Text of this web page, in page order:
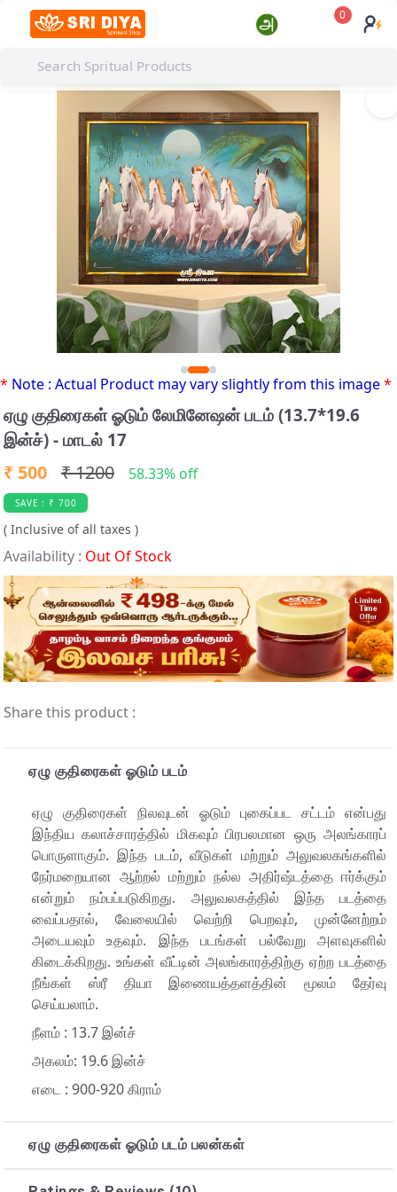
0
I
t
e
m
3
o
f
3
* Note : Actual Product may vary slightly from this image*
ஏழு குதிரைகள் ஓடும் லேமினேஷன் படம் (13.7*19.6
இன்ச்) - மாடல் 17
₹ 500 ₹ 1200 58.33% off
SAVE : ₹ 700
( Inclusive of all taxes )
Availability : Out Of Stock
Share this product :
ஏழு குதிரைகள் ஓடும் படம்
ஏழு குதிரைகள் நிலவுடன் ஓடும் புகைப்பட சட்டம் என்பது
இந்திய கலாச்சாரத்தில் மிகவும் பிரபலமான ஒரு அலங்காரப்
பொருளாகும். இந்த படம், வீடுகள் மற்றும் அலுவலகங்களில்
நேர்மறையான ஆற்றல் மற்றும் நல்ல அதிர்ஷ்டத்தை ஈர்க்கும்
என்றும் நம்பப்படுகிறது. அலுவலகத்தில் இந்த படத்தை
வைப்பதால், வேலையில் வெற்றி பெறவும், முன்னேற்றம்
அடையவும் உதவும். இந்த படங்கள் பல்வேறு அளவுகளில்
கிடைக்கிறது. உங்கள் வீட்டின் அலங்காரத்திற்கு ஏற்ற படத்தை
நீங்கள் ஸ்ரீ தியா இணையத்தளத்தின் மூலம் தேர்வு
செய்யலாம்.
நீளம் : 13.7 இன்ச்
அகலம்: 19.6 இன்ச்
எடை : 900-920 கிராம்
ஏழு குதிரைகள் ஓடும் படம் பலன்கள்